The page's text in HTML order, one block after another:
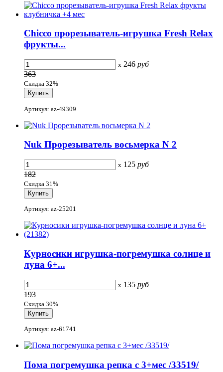
Chicco прорезыватель-игрушка Fresh Relax
фрукты...
x 246 руб
363
Скидка 32%
Артикул: az-49309
Nuk Прорезыватель восьмерка N 2
x 125 руб
182
Скидка 31%
Артикул: az-25201
Курносики игрушка-погремушка солнце и
луна 6+...
x 135 руб
193
Скидка 30%
Артикул: az-61741
Пома погремушка репка с 3+мес /33519/